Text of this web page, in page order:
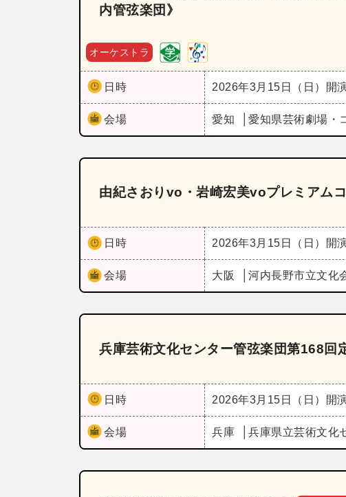
内管弦楽団》
オーケストラ
日時 2026年3月15日（日） 開
会場 愛知 愛知県芸術劇場・
由紀さおりvo・岩崎宏美voプレミアム
日時 2026年3月15日（日） 開
会場 大阪 河内長野市立文化
兵庫芸術文化センター管弦楽団第168回
日時 2026年3月15日（日） 開
会場 兵庫 兵庫県立芸術文化